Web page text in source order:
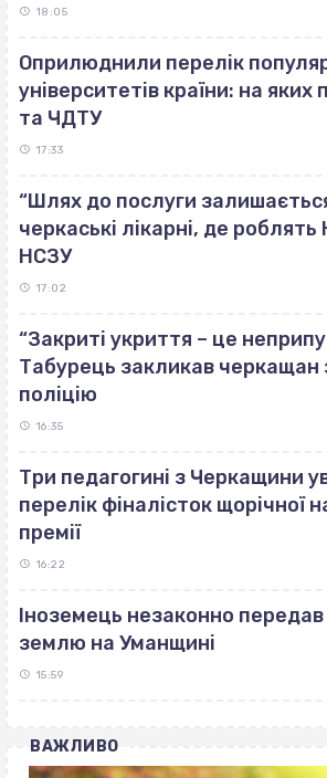
18:05
Оприлюднили перелік
університетів країни: на яких
та ЧДТУ
17:33
“Шлях до послуги
черкаські лікарні, де
НСЗУ
17:02
“Закриті укриття – це
Табурець закликав черкащан
поліцію
16:35
Три педагогині з Черкащини
перелік фіналісток щорічної
премії
16:22
Іноземець незаконно
землю на Уманщині
15:59
ВАЖЛИВО